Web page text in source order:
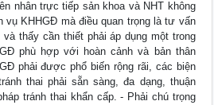
nhân trực tiếp sản khoa và NHT không
vụ KHHGĐ mà điều quan trọng là tư vấn
thấy cần thiết phải áp dụng một trong
phù hợp với hoàn cảnh và bản thân
phải được phổ biến rộng rãi, các biện
thai phải sẵn sàng, đa dạng, thuận
tránh thai khẩn cấp. - Phải chú trọng